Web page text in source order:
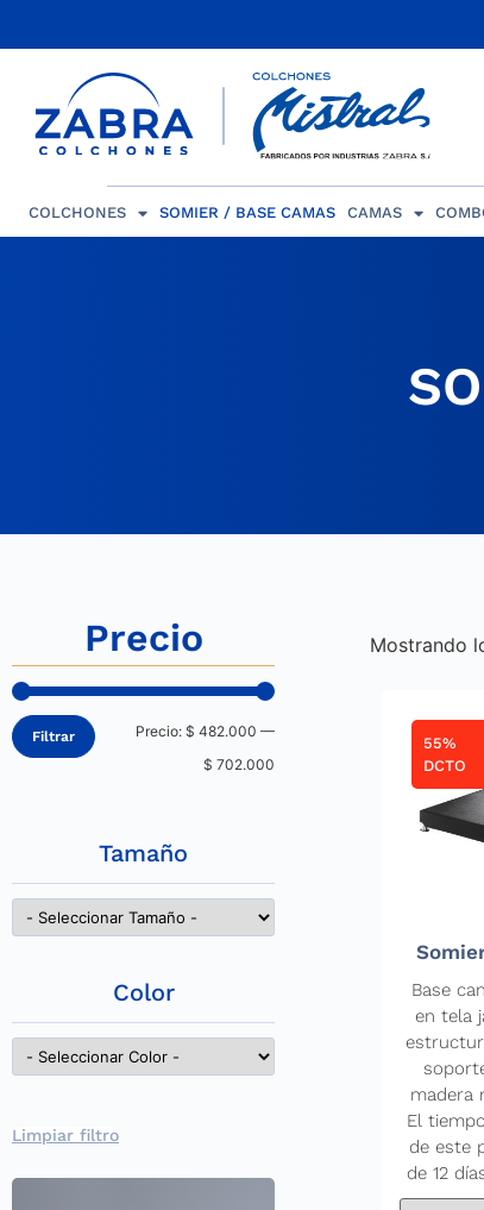
COLCHONES SOMIER / BASE CAMAS CAMAS
Precio
Filtrar Precio:$ 482.000 —
$ 702.000
Tamaño
Color
Limpiar filtro
Mostrando
55%
DCTO
Base
en tela
madera
El
de este
de 12